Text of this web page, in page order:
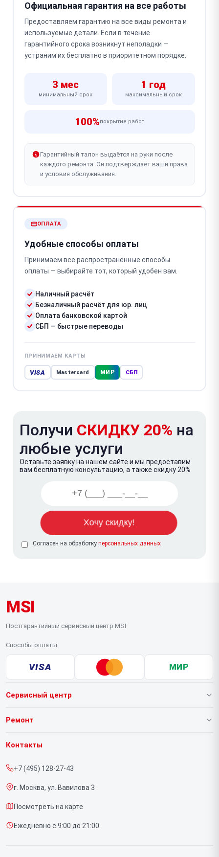
Официальная гарантия на все работы
Предоставляем гарантию на все виды ремонта и
используемые детали. Если в течение
гарантийного срока возникнут неполадки —
устраним их бесплатно в приоритетном порядке.
3 мес
минимальный срок
1 год
максимальный срок
100%покрытие работ
Гарантийный талон выдаётся на руки после
каждого ремонта. Он подтверждает ваши права
и условия обслуживания.
ОПЛАТА
Удобные способы оплаты
Принимаем все распространённые способы
оплаты — выбирайте тот, который удобен вам.
Наличный расчёт
Безналичный расчёт для юр. лиц
Оплата банковской картой
СБП — быстрые переводы
ПРИНИМАЕМ КАРТЫ
VISA Mastercard МИР СБП
Получи СКИДКУ 20% на
любые услуги
Оставьте заявку на нашем сайте и мы предоставим
вам бесплатную консультацию, а также скидку 20%
Согласен на обработку персональных данных
MSI
Постгарантийный сервисный центр MSI
Способы оплаты
VISA МИР
Сервисный центр
О нашем сервисе
Срочный ремонт
Доставка и способы оплаты
Диагностика
Контакты
Ремонт
Ноутбуков
Контакты
+7 (495) 128-27-43
г. Москва, ул. Вавилова 3
Посмотреть на карте
Ежедневно с 9:00 до 21:00